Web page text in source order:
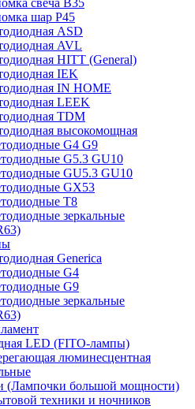
свеча B35
шар P45
ASD
AVL
HITT (General)
IEK
IN HOME
LEEK
TDM
высокомощная
G4 G9
G5.3 GU10
GU5.3 GU10
GX53
T8
зеркальные
Generica
G4
G9
зеркальные
LED (FITO-лампы)
люминесцентная
(Лампочки большой мощности)
техники и ночников